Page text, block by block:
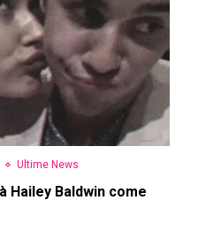
Ultime News
Hailey Baldwin come